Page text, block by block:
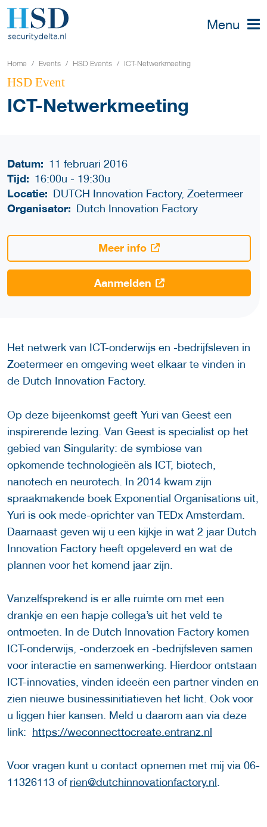
Menu
Home Events HSD Events ICT-Netwerkmeeting
HSD Event
ICT-Netwerkmeeting
Datum: 11 februari 2016
Tijd: 16:00u- 19:30u
Locatie: DUTCH Innovation Factory, Zoetermeer
Organisator: Dutch Innovation Factory
Meer info
Aanmelden
Het netwerk van ICT-onderwijs en -bedrijfsleven in
Zoetermeer en omgeving weet elkaar te vinden in
de Dutch Innovation Factory.
Op deze bijeenkomst geeft Yuri van Geest een
inspirerende lezing. Van Geest is specialist op het
gebied van Singularity: de symbiose van
opkomende technologieën als ICT, biotech,
nanotech en neurotech. In 2014 kwam zijn
spraakmakende boek Exponential Organisations uit,
Yuri is ook mede-oprichter van TEDx Amsterdam.
Daarnaast geven wij u een kijkje in wat 2 jaar Dutch
Innovation Factory heeft opgeleverd en wat de
plannen voor het komend jaar zijn.
Vanzelfsprekend is er alle ruimte om met een
drankje en een hapje collega’s uit het veld te
ontmoeten. In de Dutch Innovation Factory komen
ICT-onderwijs, -onderzoek en -bedrijfsleven samen
voor interactie en samenwerking. Hierdoor ontstaan
ICT-innovaties, vinden ideeën een partner vinden en
zien nieuwe businessinitiatieven het licht. Ook voor
u liggen hier kansen. Meld u daarom aan via deze
link: https://weconnecttocreate.entranz.nl
Voor vragen kunt u contact opnemen met mij via 06-
11326113 of rien@dutchinnovationfactory.nl